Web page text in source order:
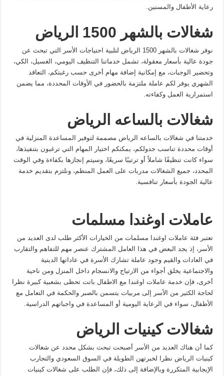
رعاية الأطفال والمسنين.
شغالات بالشهر 1500 الرياض
نوفر شغالات بالشهر 1500 الرياض لتلبية احتياجات الأسر التي تبحث عن
جودة عالية بأسعار معقولة، تشمل خدماتنا التنظيف اليومي، الغسيل، الكي،
وتحضير الوجبات، مع إمكانية إضافة مهام أخرى حسب رغبتكم، التعاقد
الشهري يوفر لكم عاملة ملتزمة بالحضور في الأوقات المحددة، مما يضمن
استمرارية العمل وكفاءته.
شغالات بالساعه الرياض
خدمتنا في شغالات بالساعه الرياض مصممة لتوفير المساعدة المنزلية في
أوقات محددة تناسب جدولكم، يمكنكم اختيار المهام التي ترغبون بتنفيذها،
سواء كانت تنظيفًا شاملاً أو ترتيبًا سريعًا، وسيتم إنجازها بكفاءة وفي الوقت
المحدد، جميع الشغالات مدربات على العمل المنظم، ونلتزم بتقديم خدمة
عالية الجودة بأسعار تنافسية.
عاملات اوغندا مسلمات
تعتبر فئة عاملات اوغندا مسلمات من الخيارات الأكثر طلب لدى العديد من
الأسر، إذ يجد البعض في هذا العامل المشترك عنصر مهم للتفاهم والتقارب
في العادات والقيم وجود عاملة تشارك الأسرة في عاداتها الدينية
والاجتماعية يخلق أجواء من الارتياح والانسجام داخل المنزل ومن ناحية
أخرى، فإن خدمة عاملات اوغندا مع الاطفال باتت تحظى بشعبية كبيرة نظرا
لحاجة الكثير من الأسر إلى مربيات يتسمن بالصبر والحكمة في التعامل مع
الأطفال، سواء في الرعاية اليومية أو المساعدة في واجباتهم الدراسية.
شغالات كينيات الرياض
كما أن هناك العديد من الأسر أصبحت تبحث بشكل محدد عن شغالات
كينيات الرياض نظرا لخبرتهن الطويلة في السوق السعودي والتجارب
الإيجابية المتكررة وبالإضافة إلى ذلك، فإن الطلب على شغالات كينيات